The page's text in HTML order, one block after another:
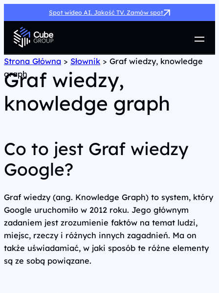
Spot wideo AI. Jakość TV. Zamów spot
Usługi
Jak możemy pomóc
Case Study
Marketing Hub
Kontakt
Strona Główna > Słownik > Graf wiedzy, knowledge
graph
Graf wiedzy,
knowledge graph
Co to jest Graf wiedzy
Google?
Graf wiedzy (ang. Knowledge Graph) to system, który
Google uruchomiło w 2012 roku. Jego głównym
zadaniem jest zrozumienie faktów na temat ludzi,
miejsc, rzeczy i różnych innych zagadnień. Ma on
także uświadamiać, w jaki sposób te różne elementy
są ze sobą powiązane.